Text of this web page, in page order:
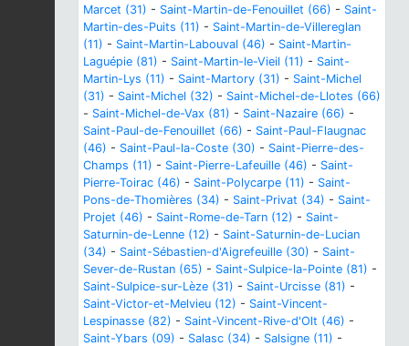
Marcet (31) - Saint-Martin-de-Fenouillet (66) - Saint-
Martin-des-Puits (11) - Saint-Martin-de-Villereglan
(11) - Saint-Martin-Labouval (46) - Saint-Martin-
Laguépie (81) - Saint-Martin-le-Vieil (11) - Saint-
Martin-Lys (11) - Saint-Martory (31) - Saint-Michel
(31) - Saint-Michel (32) - Saint-Michel-de-Llotes (66)
- Saint-Michel-de-Vax (81) - Saint-Nazaire (66) -
Saint-Paul-de-Fenouillet (66) - Saint-Paul-Flaugnac
(46) - Saint-Paul-la-Coste (30) - Saint-Pierre-des-
Champs (11) - Saint-Pierre-Lafeuille (46) - Saint-
Pierre-Toirac (46) - Saint-Polycarpe (11) - Saint-
Pons-de-Thomières (34) - Saint-Privat (34) - Saint-
Projet (46) - Saint-Rome-de-Tarn (12) - Saint-
Saturnin-de-Lenne (12) - Saint-Saturnin-de-Lucian
(34) - Saint-Sébastien-d'Aigrefeuille (30) - Saint-
Sever-de-Rustan (65) - Saint-Sulpice-la-Pointe (81) -
Saint-Sulpice-sur-Lèze (31) - Saint-Urcisse (81) -
Saint-Victor-et-Melvieu (12) - Saint-Vincent-
Lespinasse (82) - Saint-Vincent-Rive-d'Olt (46) -
Saint-Ybars (09) - Salasc (34) - Salsigne (11) -